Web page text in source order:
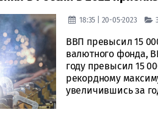
18:35 | 20-05-2023
ВВП превысил 15
валютного фонда,
году превысил 15
рекордному
увеличившись за